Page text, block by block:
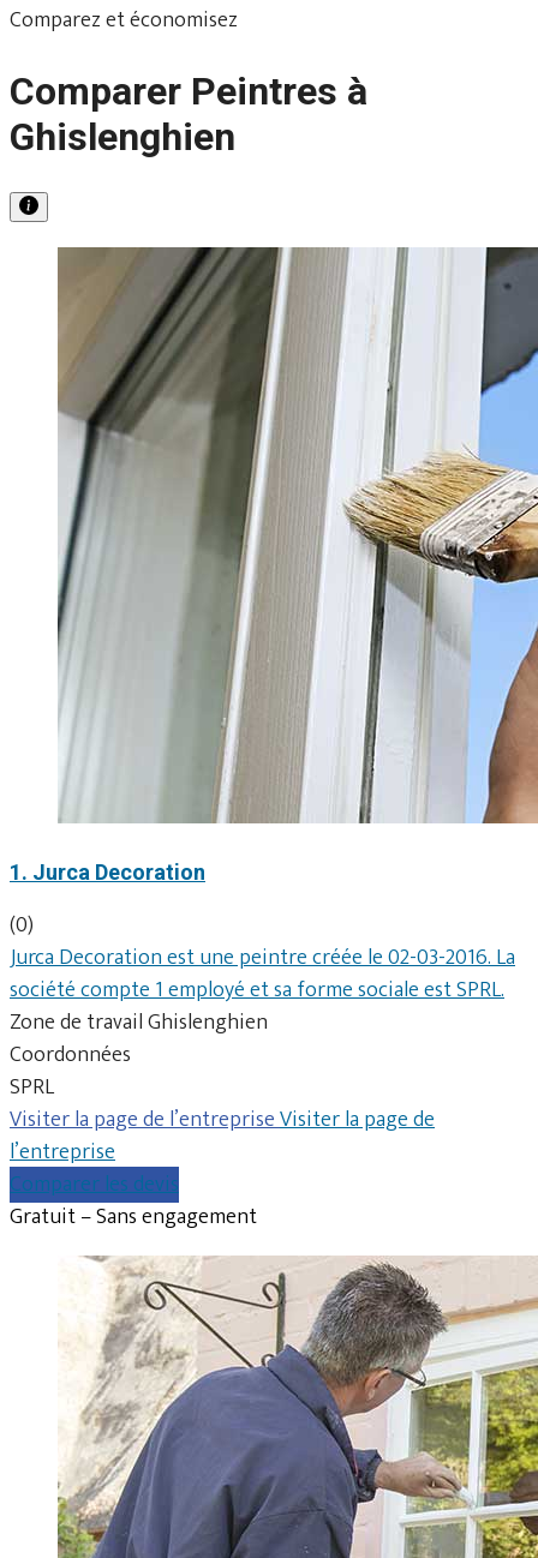
Comparez et économisez
Comparer Peintres à
Ghislenghien
1. Jurca Decoration
(0)
Jurca Decoration est une peintre créée le 02-03-2016. La
société compte 1 employé et sa forme sociale est SPRL.
Zone de travail Ghislenghien
Coordonnées
SPRL
Visiter la page de l’entrepriseVisiter la page de
l’entreprise
Comparer les devis
Gratuit – Sans engagement